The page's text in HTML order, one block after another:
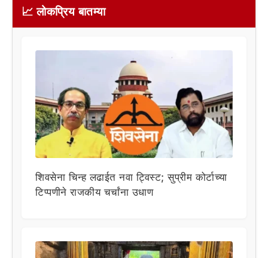
📈 लोकप्रिय बातम्या
शिवसेना चिन्ह लढाईत नवा ट्विस्ट; सुप्रीम कोर्टाच्या
टिप्पणीने राजकीय चर्चांना उधाण